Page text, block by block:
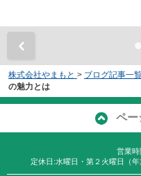
株式会社やまもと > ブログ記事一
の魅力とは
ペー
営業時
定休日:水曜日・第２火曜日（